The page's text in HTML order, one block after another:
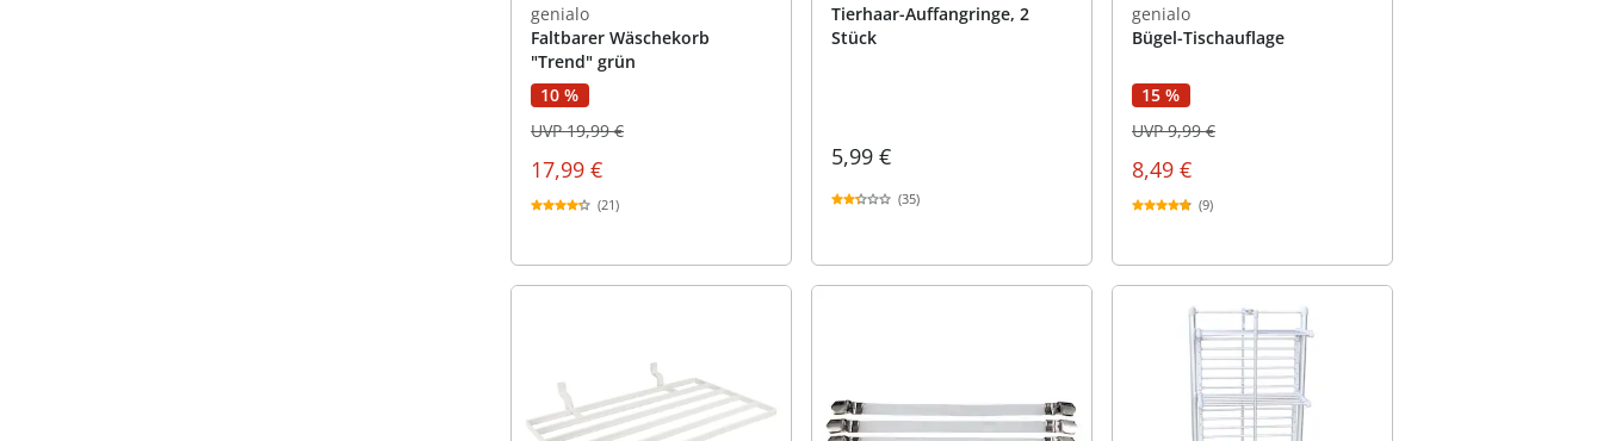
genialo
Faltbarer Wäschekorb
"Trend" grün
10 %
17,99 €
UVP 19,99 €
(21)
Tierhaar-Auffangringe, 2
Stück
5,99 €
(35)
genialo
Bügel-Tischauflage
15 %
8,49 €
UVP 9,99 €
(9)